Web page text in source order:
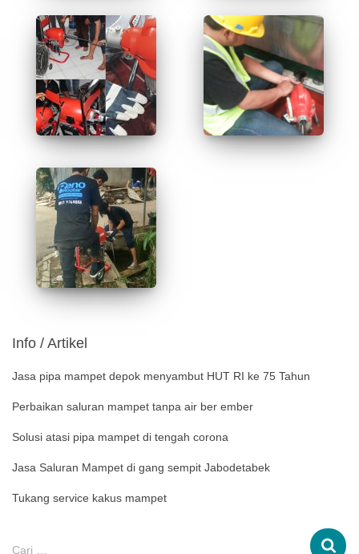
Info / Artikel
Jasa pipa mampet depok menyambut HUT RI ke 75 Tahun
Perbaikan saluran mampet tanpa air ber ember
Solusi atasi pipa mampet di tengah corona
Jasa Saluran Mampet di gang sempit Jabodetabek
Tukang service kakus mampet
Cari …